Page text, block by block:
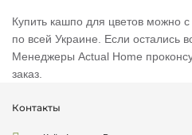
Купить кашпо для цветов можно с
по всей Украине. Если остались
Менеджеры Actual Home
заказ.
Контакты